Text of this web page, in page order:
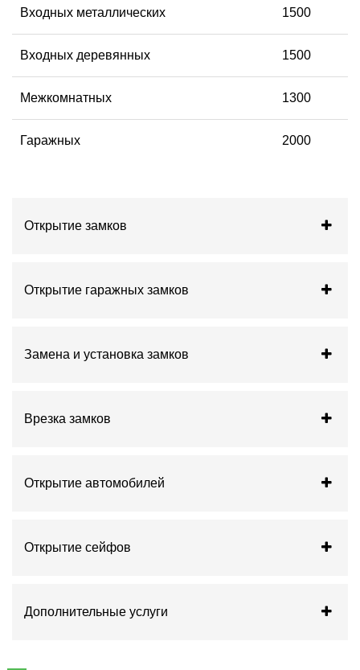
Входных металлических 1500
Входных деревянных 1500
Межкомнатных 1300
Гаражных 2000
Открытие замков
Открытие гаражных замков
Замена и установка замков
Врезка замков
Открытие автомобилей
Открытие сейфов
Дополнительные услуги